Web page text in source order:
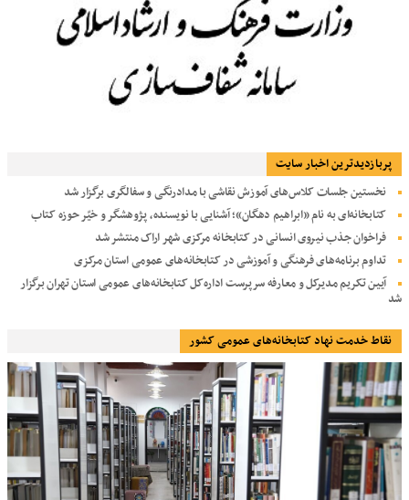
پربازديدترين اخبار سایت
نخستین جلسات کلاس‌های آموزش نقاشی با مدادرنگی و سفالگری برگزار شد
کتابخانه‌ای به نام «ابراهیم دهگان»؛ آشنایی با نویسنده، پژوهشگر و خیّر حوزه کتاب
فراخوان جذب نیروی انسانی در کتابخانه مرکزی شهر اراک منتشر شد
تداوم برنامه‌های فرهنگی و آموزشی در کتابخانه‌های عمومی استان مرکزی
آیین تکریم مدیرکل و معارفه سرپرست اداره‌کل کتابخانه‌های عمومی استان تهران برگزار
شد
نقاط خدمت نهاد کتابخانه‌های عمومی کشور